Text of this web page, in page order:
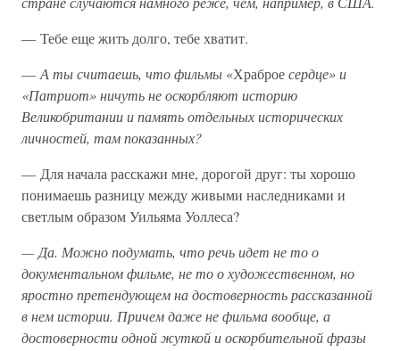
— Тебе еще жить долго, тебе хватит.
— А ты считаешь, что фильмы «Храброесердце» и
«Патриот» ничуть не оскорбляют историю
Великобритании и память отдельных исторических
личностей, там показанных?
— Для начала расскажи мне, дорогой друг: ты хорошо
понимаешь разницу между живыми наследниками и
светлым образом Уильяма Уоллеса?
— Да. Можно подумать, что речь идет не то о
документальном фильме, не то о художественном, но
яростно претендующем на достоверность рассказанной
в нем истории. Причем даже не фильма вообще, а
достоверности одной жуткой и оскорбительной фразы